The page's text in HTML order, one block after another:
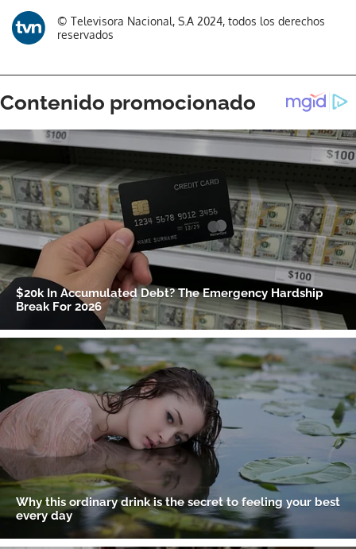
ACEPTAR
© Televisora Nacional, S.A 2024, todos los derechos
reservados